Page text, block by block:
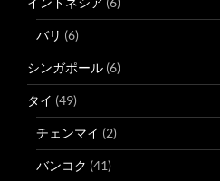
バリ (6)
シンガポール (6)
タイ (49)
チェンマイ (2)
バンコク (41)